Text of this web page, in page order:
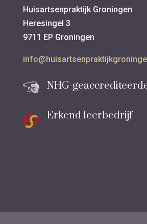
Huisartsenpraktijk Groningen
Heresingel 3
9711 EP Groningen
NHG-
Erkend leerbedrijf